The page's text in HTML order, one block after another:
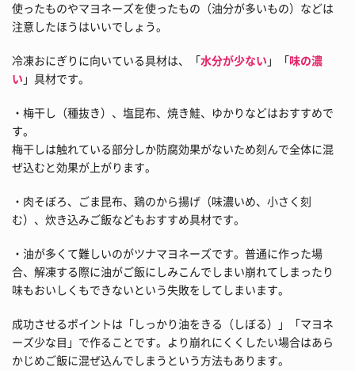
使ったものやマヨネーズを使ったもの（油分が多いもの）などは
注意したほうはいいでしょう。
冷凍おにぎりに向いている具材は、「水分が少ない 」「味の濃
い 」具材です。
・梅干し（種抜き）、塩昆布、焼き鮭、ゆかりなどはおすすめで
す。
梅干しは触れている部分しか防腐効果がないため刻んで全体に混
ぜ込むと効果が上がります。
・肉そぼろ、ごま昆布、鶏のから揚げ（味濃いめ、小さく刻
む）、炊き込みご飯などもおすすめ具材です。
・油が多くて難しいのがツナマヨネーズです。普通に作った場
合、解凍する際に油がご飯にしみこんでしまい崩れてしまったり
味もおいしくもできないという失敗をしてしまいます。
成功させるポイントは「しっかり油をきる（しぼる）」「マヨネ
ーズ少な目」で作ることです。より崩れにくくしたい場合はあら
かじめご飯に混ぜ込んでしまうという方法もあります。